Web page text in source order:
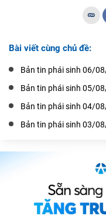
Bài viết cùng chủ đề:
Bản tin phái sinh 06/
Bản tin phái sinh 05/
Bản tin phái sinh 04/
Bản tin phái sinh 03/